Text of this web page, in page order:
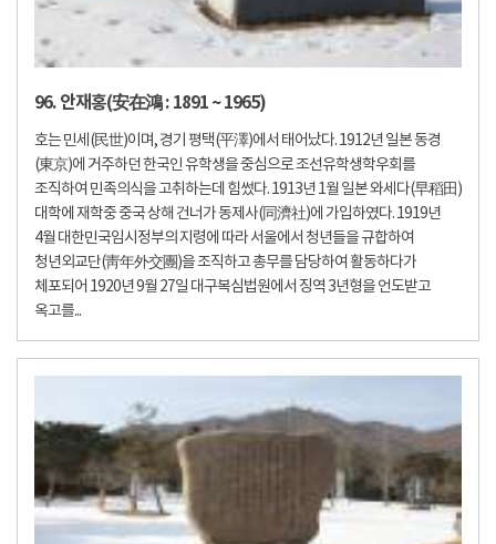
96. 안재홍(安在鴻 : 1891 ~ 1965)
호는 민세(民世)이며, 경기 평택(平澤)에서 태어났다. 1912년 일본 동경
(東京)에 거주하던 한국인 유학생을 중심으로 조선유학생학우회를
조직하여 민족의식을 고취하는데 힘썼다. 1913년 1월 일본 와세다(早稻田)
대학에 재학중 중국 상해 건너가 동제사(同濟社)에 가입하였다. 1919년
4월 대한민국임시정부의 지령에 따라 서울에서 청년들을 규합하여
청년외교단(靑年外交團)을 조직하고 총무를 담당하여 활동하다가
체포되어 1920년 9월 27일 대구복심법원에서 징역 3년형을 언도받고
옥고를...